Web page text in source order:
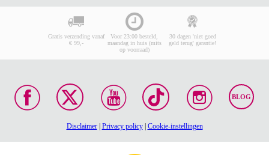
Gratis verzending vanaf
€ 99,-
Voor 23:00 besteld,
maandag in huis (mits
op voorraad)
30 dagen 'niet goed
geld terug' garantie!
BLOG
Disclaimer| Privacy policy| Cookie-instellingen